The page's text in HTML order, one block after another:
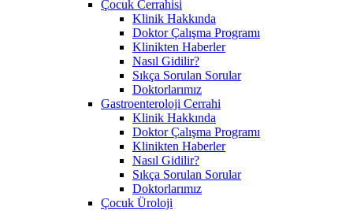
Çocuk Cerrahisi
Klinik Hakkında
Doktor Çalışma Programı
Klinikten Haberler
Nasıl Gidilir?
Sıkça Sorulan Sorular
Doktorlarımız
Gastroenteroloji Cerrahi
Klinik Hakkında
Doktor Çalışma Programı
Klinikten Haberler
Nasıl Gidilir?
Sıkça Sorulan Sorular
Doktorlarımız
Çocuk Üroloji